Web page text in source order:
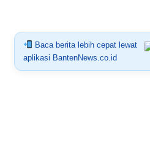
Baca berita lebih cepat lewat
aplikasi BantenNews.co.id